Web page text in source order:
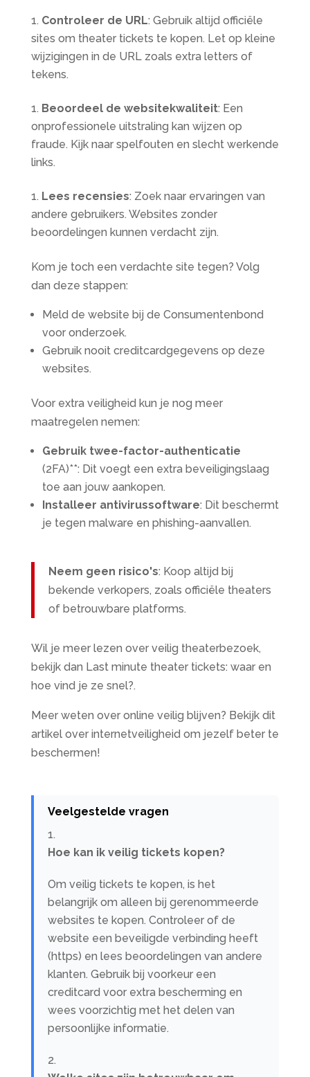
Controleer de URL: Gebruik altijd officiële
sites om theater tickets te kopen. Let op kleine
wijzigingen in de URL zoals extra letters of
tekens.
Beoordeel de websitekwaliteit: Een
onprofessionele uitstraling kan wijzen op
fraude. Kijk naar spelfouten en slecht werkende
links.
Lees recensies: Zoek naar ervaringen van
andere gebruikers. Websites zonder
beoordelingen kunnen verdacht zijn.
Kom je toch een verdachte site tegen? Volg
dan deze stappen:
Meld de website bij de Consumentenbond
voor onderzoek.
Gebruik nooit creditcardgegevens op deze
websites.
Voor extra veiligheid kun je nog meer
maatregelen nemen:
Gebruik twee-factor-authenticatie
(2FA)**: Dit voegt een extra beveiligingslaag
toe aan jouw aankopen.
Installeer antivirussoftware: Dit beschermt
je tegen malware en phishing-aanvallen.
Neem geen risico's: Koop altijd bij
bekende verkopers, zoals officiële theaters
of betrouwbare platforms.
Wil je meer lezen over veilig theaterbezoek,
bekijk dan Last minute theater tickets: waar en
hoe vind je ze snel?.
Meer weten over online veilig blijven? Bekijk dit
artikel over internetveiligheid om jezelf beter te
beschermen!
Veelgestelde vragen
Hoe kan ik veilig tickets kopen?
Om veilig tickets te kopen, is het
belangrijk om alleen bij gerenommeerde
websites te kopen. Controleer of de
website een beveiligde verbinding heeft
(https) en lees beoordelingen van andere
klanten. Gebruik bij voorkeur een
creditcard voor extra bescherming en
wees voorzichtig met het delen van
persoonlijke informatie.